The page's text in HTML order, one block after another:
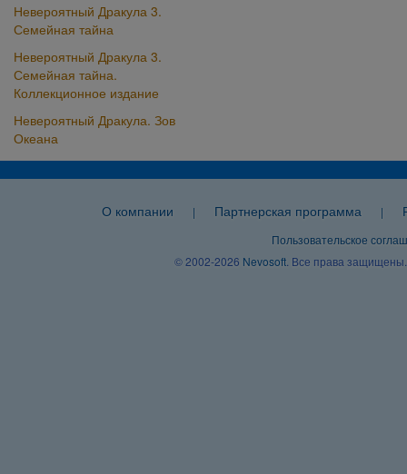
Невероятный Дракула 3.
Семейная тайна
Невероятный Дракула 3.
Семейная тайна.
Коллекционное издание
Невероятный Дракула. Зов
Океана
О компании | Партнерская программа |
Пользовательское
© 2002-2026 Nevosoft . Все права защищены